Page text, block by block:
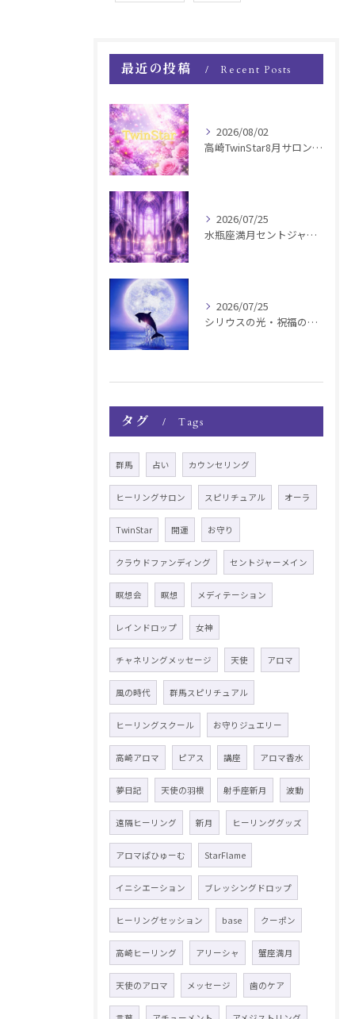
最近の投稿 Recent Posts
2026/08/02
高崎TwinStar8月サロンお知らせ
2026/07/25
水瓶座満月セントジャーメインGSVF遠隔お知らせ
2026/07/25
シリウスの光・祝福の波動チャージ遠隔お知らせ〜銀河新年〜
タグ Tags
群馬 占い カウンセリング
ヒーリングサロン スピリチュアル オーラ
TwinStar 開運 お守り
クラウドファンディング セントジャーメイン
瞑想会 瞑想 メディテーション
レインドロップ 女神
チャネリングメッセージ 天使 アロマ
風の時代 群馬スピリチュアル
ヒーリングスクール お守りジュエリー
高崎アロマ ピアス 講座 アロマ香水
夢日記 天使の羽根 射手座新月 波動
遠隔ヒーリング 新月 ヒーリンググッズ
アロマぱひゅーむ StarFlame
イニシエーション ブレッシングドロップ
ヒーリングセッション base クーポン
高崎ヒーリング アリーシャ 蟹座満月
天使のアロマ メッセージ 歯のケア